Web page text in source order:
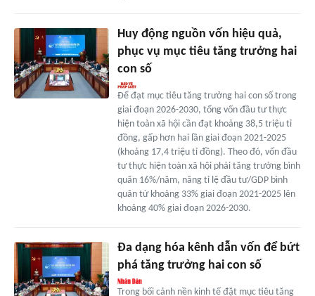
Huy động nguồn vốn hiệu quả,
phục vụ mục tiêu tăng trưởng hai
con số
Để đạt mục tiêu tăng trưởng hai con số trong
giai đoạn 2026-2030, tổng vốn đầu tư thực
hiện toàn xã hội cần đạt khoảng 38,5 triệu tỉ
đồng, gấp hơn hai lần giai đoạn 2021-2025
(khoảng 17,4 triệu tỉ đồng). Theo đó, vốn đầu
tư thực hiện toàn xã hội phải tăng trưởng bình
quân 16%/năm, nâng tỉ lệ đầu tư/GDP bình
quân từ khoảng 33% giai đoạn 2021-2025 lên
khoảng 40% giai đoạn 2026-2030.
Đa dạng hóa kênh dẫn vốn để bứt
phá tăng trưởng hai con số
Trong bối cảnh nền kinh tế đặt mục tiêu tăng